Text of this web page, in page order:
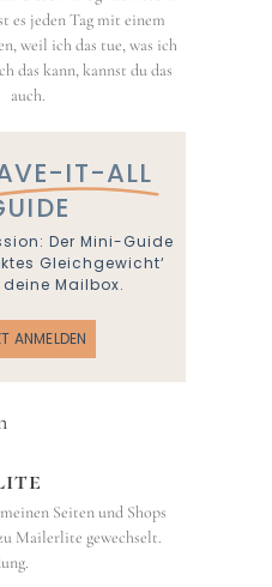
es jeden Tag mit einem
weil ich das tue, was ich
das kann, kannst du das
auch.
IT-ALL
Der Mini-Guide
Gleichgewicht‘
Mailbox.
ANMELDEN
Seiten und Shops
Mailerlite gewechselt.